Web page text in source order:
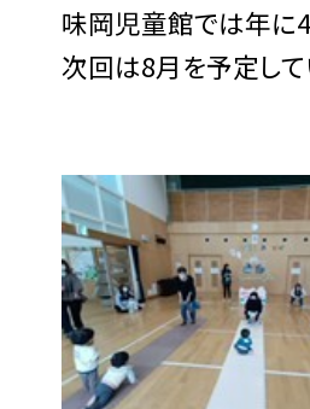
味岡児童館では年に
次回は8月を予定して